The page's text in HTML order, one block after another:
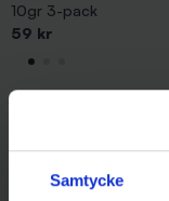
Samtycke
10gr 3-pack
59 kr
Andra gillade